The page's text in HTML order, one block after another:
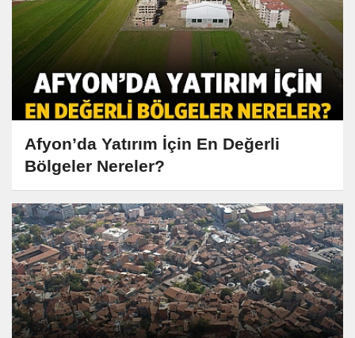
Afyon’da Yatırım İçin En Değerli
Bölgeler Nereler?